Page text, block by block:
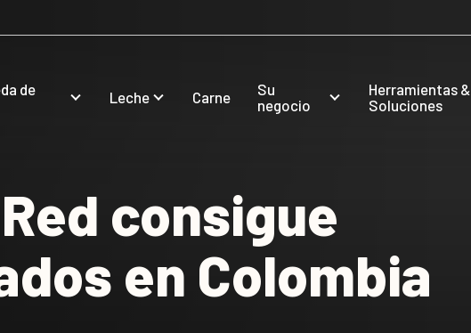
de
Leche Carne
Su
negocio
Herramientas &
Soluciones
consigue
en Colombia